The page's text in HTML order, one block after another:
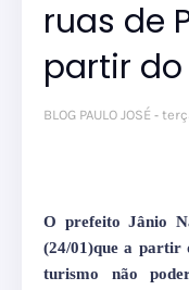
ruas de
partir
BLOG PAULO JOSÉ
O prefeito Jânio
(24/01)que a partir
turismo não